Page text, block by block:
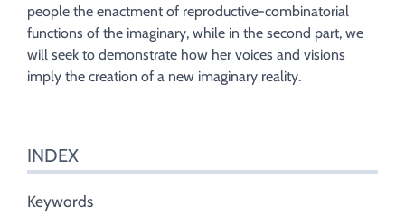
people the enactment of reproductive-combinatorial
functions of the imaginary, while in the second part, we
will seek to demonstrate how her voices and visions
imply the creation of a new imaginary reality.
INDEX
Keywords